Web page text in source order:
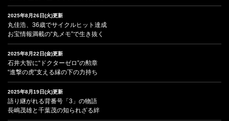
2025年8月26日(火)更新
丸佳浩、36歳でサイクルヒット達成
お宝情報満載の“丸メモ”で生き抜く
2025年8月22日(金)更新
石井大智に“ドクターゼロ”の勲章
“進撃の虎”支える縁の下の力持ち
2025年8月19日(火)更新
語り継がれる背番号「3」の物語
長嶋茂雄と千葉茂の知られざる絆